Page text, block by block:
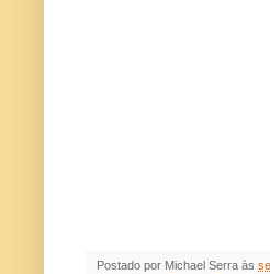
Postado por Michael Serra às